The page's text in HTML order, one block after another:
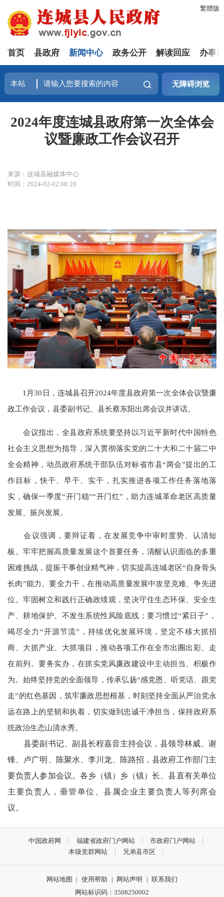
繁體版
首页 县政府 新闻中心 政务公开 解读回应 办事
无障碍浏览
2024年度连城县政府第一次全体会
议暨廉政工作会议召开
来源：连城县融媒体中心
时间：2024-02-02 08:28
1月30日，连城县召开2024年度县政府第一次全体会议暨廉
政工作会议，县委副书记、县长蔡东阳出席会议并讲话。
会议指出，全县政府系统要坚持以习近平新时代中国特色
社会主义思想为指导，深入贯彻落实党的二十大和二十届二中
全会精神，动员政府系统干部队伍对标省市县“两会”提出的工
作目标，快干、早干、实干，扎实推进各项工作任务落地落
实，确保一季度“开门稳”“开门红”，助力连城革命老区高质量
发展、振兴发展。
会议强调，要辩证看，在发展竞争中审时度势、认清短
板。牢牢把握高质量发展这个首要任务，清醒认识面临的多重
困难挑战，提振干事创业精气神，切实提高连城老区“自身骨头
长肉”能力。要全力干，在推动高质量发展中攻坚克难、争先进
位。牢固树立和践行正确政绩观，坚决守住生态环保、安全生
产、耕地保护、不发生系统性风险底线；要习惯过“紧日子”，
竭尽全力“开源节流”，持续优化发展环境，坚定不移大抓招
商、大抓产业、大抓项目，推动各项工作在全市出圈出彩、走
在前列。要务实办，在抓实党风廉政建设中主动担当、积极作
为。始终坚持党的全面领导，传承弘扬“感党恩、听党话、跟党
走”的红色基因，筑牢廉政思想根基，时刻坚持全面从严治党永
远在路上的坚韧和执着，切实做到忠诚干净担当，保持政府系
统政治生态山清水秀。
县委副书记、副县长程嘉音主持会议，县领导林威、谢
锋、卢广明、陈聚水、李川龙、陈路招，县政府工作部门主
要负责人参加会议。各乡（镇）乡（镇）长、县直有关单位
主要负责人，垂管单位、县属企业主要负责人等列席会
议。
中国政府网 福建省政府门户网站
市政府门户网站
本级党群网站
兄弟县市区
网站地图 | 使用帮助 | 网站声明 | 联系我们
网站标识码：3508250002